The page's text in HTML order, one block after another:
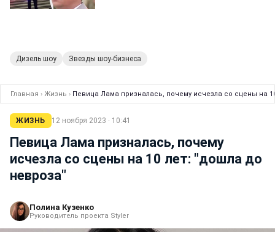
Дизель шоу Звезды шоу-бизнеса
Главная › Жизнь › Певица Лама призналась, почему исчезла со сцены на
ЖИЗНЬ 12 ноября 2023 · 10:41
Певица Лама призналась, почему
исчезла со сцены на 10 лет: "дошла до
невроза"
Полина Кузенко
Руководитель проекта Styler